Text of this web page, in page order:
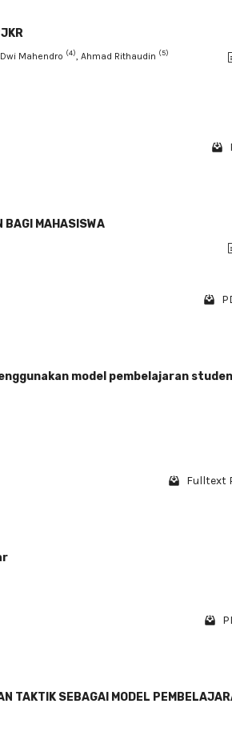
Mahendro (4) , Ahmad Rithaudin (5)
BAGI MAHASISWA
model pembelajaran
Fulltext
TAKTIK SEBAGAI MODEL